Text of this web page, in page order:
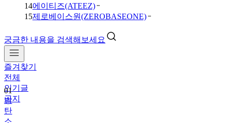
14에이티즈(ATEEZ)
15제로베이스원(ZEROBASEONE)
궁금한 내용을 검색해보세요
즐겨찾기
전체
인기글
공지
01
방
탄
소